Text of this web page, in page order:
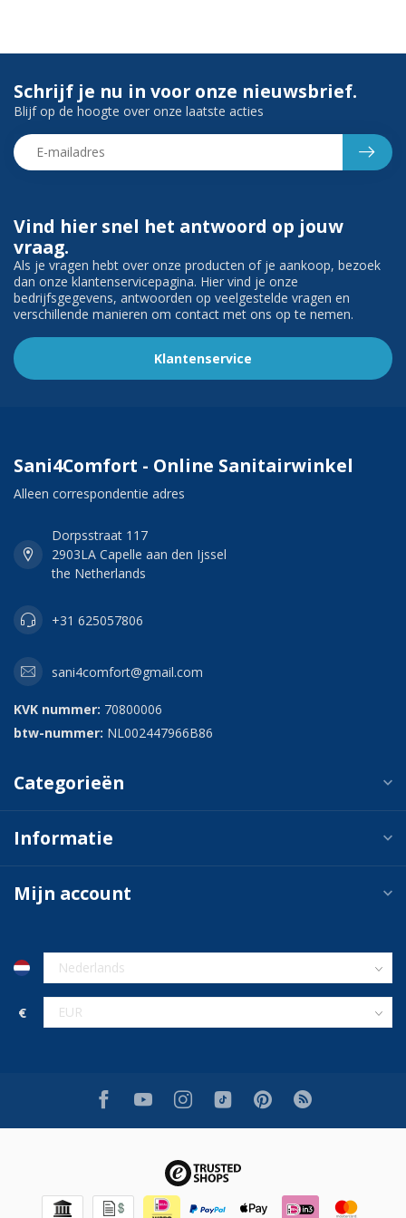
Vind hier snel het antwoord op jouw
vraag.
Als je vragen hebt over onze producten of je aankoop, bezoek
dan onze klantenservicepagina. Hier vind je onze
bedrijfsgegevens, antwoorden op veelgestelde vragen en
verschillende manieren om contact met ons op te nemen.
Klantenservice
Schrijf je nu in voor onze nieuwsbrief.
Blijf op de hoogte over onze laatste acties
Sani4Comfort - Online Sanitairwinkel
Alleen correspondentie adres
Dorpsstraat 117
2903LA Capelle aan den Ijssel
the Netherlands
+31 625057806
sani4comfort@gmail.com
KVK nummer: 70800006
btw-nummer: NL002447966B86
Categorieën
Informatie
Mijn account
€